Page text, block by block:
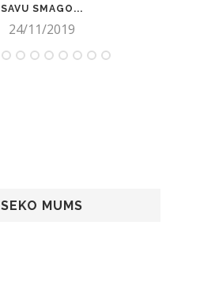
SAVU SMAGO...
24/11/2019
SEKO MUMS